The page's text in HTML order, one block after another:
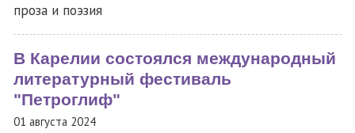
проза и поэзия
В Карелии состоялся международный
литературный фестиваль
"Петроглиф"
01 августа 2024